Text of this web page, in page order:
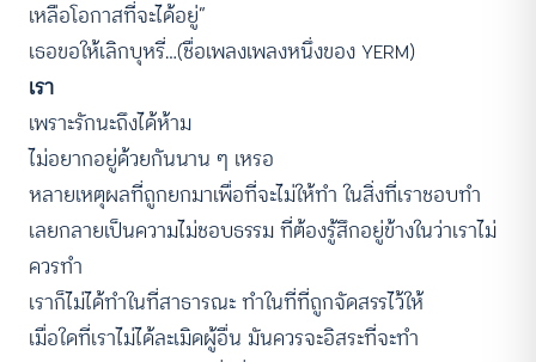
เหลือโอกาสที่จะได้อยู่”
เธอขอให้เลิกบุหรี่…(ชื่อเพลงเพลงหนึ่งของ YERM)
เรา
เพราะรักนะถึงได้ห้าม
ไม่อยากอยู่ด้วยกันนาน ๆ เหรอ
หลายเหตุผลที่ถูกยกมาเพื่อที่จะไม่ให้ทำ ในสิ่งที่เราชอบทำ
เลยกลายเป็นความไม่ชอบธรรม ที่ต้องรู้สึกอยู่ข้างในว่าเราไม่
ควรทำ
เราก็ไม่ได้ทำในที่สาธารณะ ทำในที่ที่ถูกจัดสรรไว้ให้
เมื่อใดที่เราไม่ได้ละเมิดผู้อื่น มันควรจะอิสระที่จะทำ